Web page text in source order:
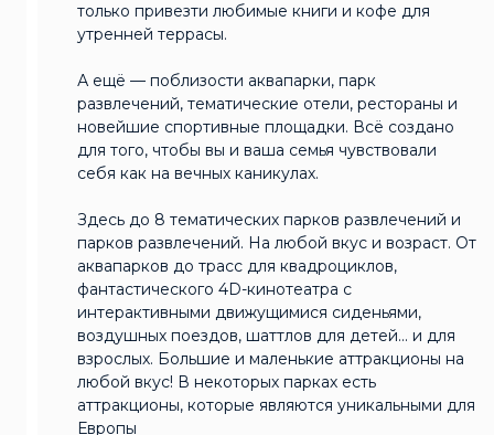
только привезти любимые книги и кофе для
утренней террасы.
А ещё — поблизости аквапарки, парк
развлечений, тематические отели, рестораны и
новейшие спортивные площадки. Всё создано
для того, чтобы вы и ваша семья чувствовали
себя как на вечных каникулах.
Здесь до 8 тематических парков развлечений и
парков развлечений. На любой вкус и возраст. От
аквапарков до трасс для квадроциклов,
фантастического 4D-кинотеатра с
интерактивными движущимися сиденьями,
воздушных поездов, шаттлов для детей... и для
взрослых. Большие и маленькие аттракционы на
любой вкус! В некоторых парках есть
аттракционы, которые являются уникальными для
Европы